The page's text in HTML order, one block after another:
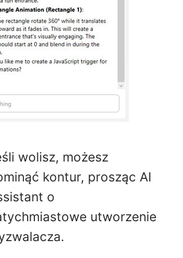
wolisz, możesz
kontur, prosząc AI
o
utworzenie